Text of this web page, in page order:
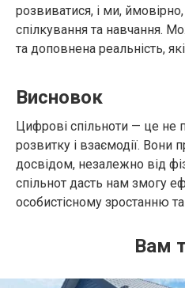
розвиватися, і ми,
спілкування та навчання.
та доповнена реальність,
Висновок
Цифрові спільноти — це не
розвитку і взаємодії. Вони
досвідом, незалежно від
спільнот дасть нам змогу
особистісному зростанню
Вам